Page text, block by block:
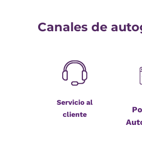
Canales de
Servicio al
cliente